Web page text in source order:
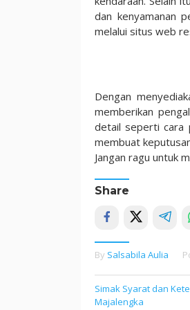
dan kenyamanan
melalui situs web
Dengan
memberikan
detail seperti cara
membuat
Jangan ragu untuk
Share
By Salsabila Aulia
Post
Simak Syarat dan
Majalengka